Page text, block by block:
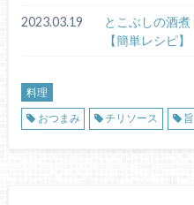
2023.03.19
とこぶしの酒
【簡単レシピ】
料理
おつまみ
チリソース